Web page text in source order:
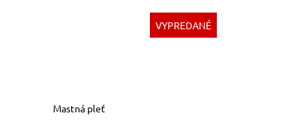
VYPREDANÉ
Mastná pleť